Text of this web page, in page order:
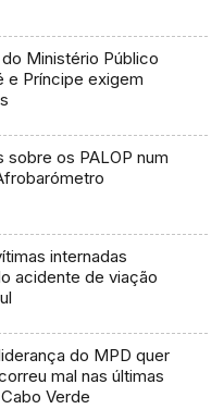
Ministério Público
e Príncipe exigem
sobre os PALOP num
internadas
acidente de viação
do MPD quer
mal nas últimas
Verde